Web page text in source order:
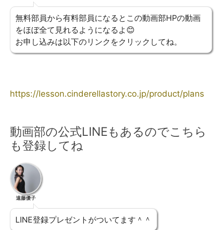
無料部員から有料部員になるとこの動画部HPの動画
をほぼ全て見れるようになるよ😊
お申し込みは以下のリンクをクリックしてね。
https://lesson.cinderellastory.co.jp/product/plans
動画部の公式LINEもあるのでこちら
も登録してね
遠藤優子
LINE登録プレゼントがついてます＾＾